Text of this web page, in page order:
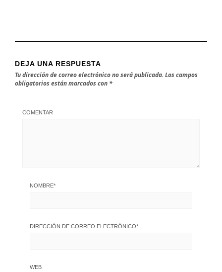
DEJA UNA RESPUESTA
Tu dirección de correo electrónico no será publicada. Los campos
obligatorios están marcados con *
COMENTAR
NOMBRE*
DIRECCIÓN DE CORREO ELECTRÓNICO*
WEB